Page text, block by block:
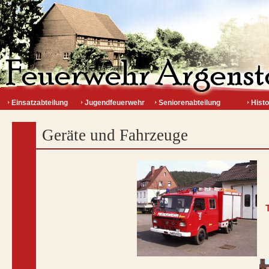
Einsatzabteilung Jugendfeuerwehr Seniorenabteilung
Geräte und Fahrzeuge